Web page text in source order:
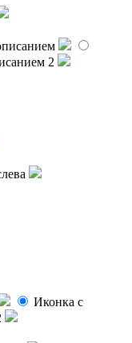
2
Иконка с